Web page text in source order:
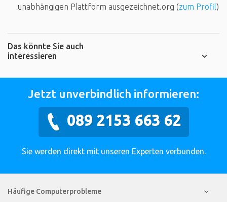
unabhängigen Plattform ausgezeichnet.org (zum Profil)
Das könnte Sie auch
interessieren
Jetzt unverbindlich informieren:
089 2153 663 62
Sie werden direkt mit unseren Experten verbunden.
Häufige Computerprobleme